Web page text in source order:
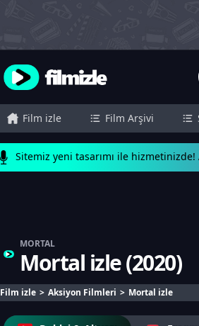
Film izle Film Arşivi
Sitemiz yeni tasarımı ile hizmetinizde!
Mortal izle(2020)
MORTAL
Film izle Aksiyon Filmleri Mortal izle